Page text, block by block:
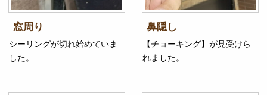
窓周り
シーリングが切れ始めていま
した。
鼻隠し
【チョーキング】が見受けら
れました。